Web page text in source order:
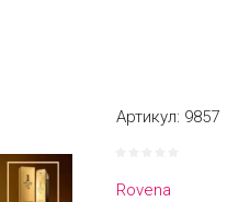
Артикул: 9857
Rovena